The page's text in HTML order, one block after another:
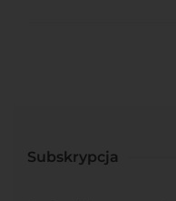
Subskrypcja